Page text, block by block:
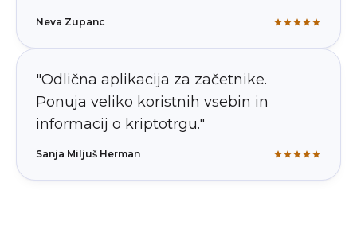
Neva Zupanc
"Odlična aplikacija za začetnike.
Ponuja veliko koristnih vsebin in
informacij o kriptotrgu."
Sanja Miljuš Herman